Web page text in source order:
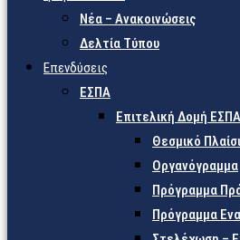
Νέα – Ανακοινώσεις
Δελτία Τύπου
Επενδύσεις
ΕΣΠΑ
Επιτελική Δομή
Θεσμικό
Οργανόγραμμα
Πρόγραμμα
Πρόγραμμα